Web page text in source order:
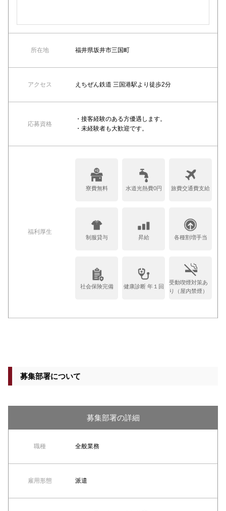
所在地 福井県坂井市三国町
アクセス えちぜん鉄道 三国港駅より徒歩2分
応募資格
・接客経験のある方優遇します。
・未経験者も大歓迎です。
福利厚生
寮費無料 水道光熱費0円 旅費交通費支給
制服貸与 昇給 各種割増手当
社会保険完備 健康診断 年１回
受動喫煙対策あ
り（屋内禁煙）
募集部署について
募集部署の詳細
職種 全般業務
雇用形態 派遣